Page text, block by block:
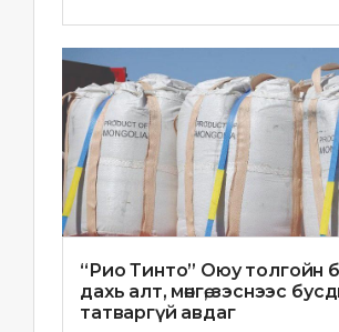
“Рио Тинто” Оюу толгойн
дахь алт, мөнгө, зэснээс
татваргүй авдаг